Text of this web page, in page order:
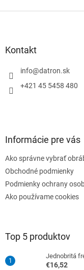
Kontakt
info@datron.sk
+421 45 5458 480
Informácie pre vás
Ako správne vybrať
Obchodné podmienky
Podmienky ochrany
Ako používame cookies
Top 5 produktov
Jednobritá
€16,52